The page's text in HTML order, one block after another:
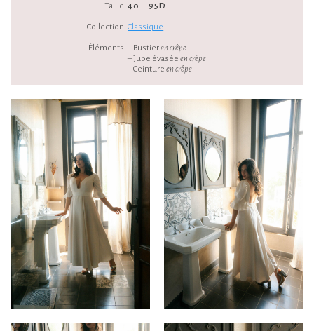
Taille :
Collection :
Éléments :
40 – 95D
Classique
– Bustieren crêpe
– Jupe évaséeen crêpe
– Ceintureen crêpe